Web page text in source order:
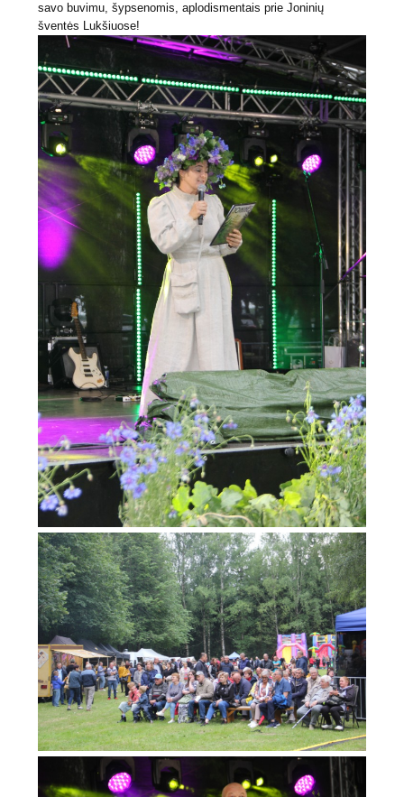
savo buvimu, šypsenomis, aplodismentais prie Joninių
šventės Lukšiuose!